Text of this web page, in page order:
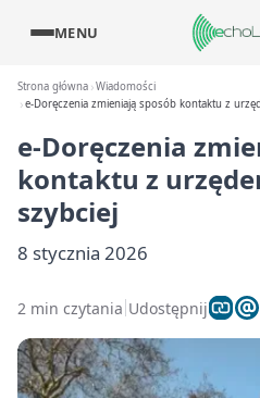
MENU
Strona główna Wiadomości
e-Doręczenia zmieniają sposób kontaktu z
e-Doręczenia
kontaktu z
szybciej
8 stycznia 2026
2 min czytania Udostępnij